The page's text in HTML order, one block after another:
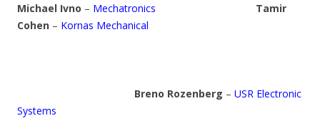
Michael Ivno – Mechatronics
Tamir
Cohen – Kornas Mechanical
Breno Rozenberg – USR Electronic
Systems